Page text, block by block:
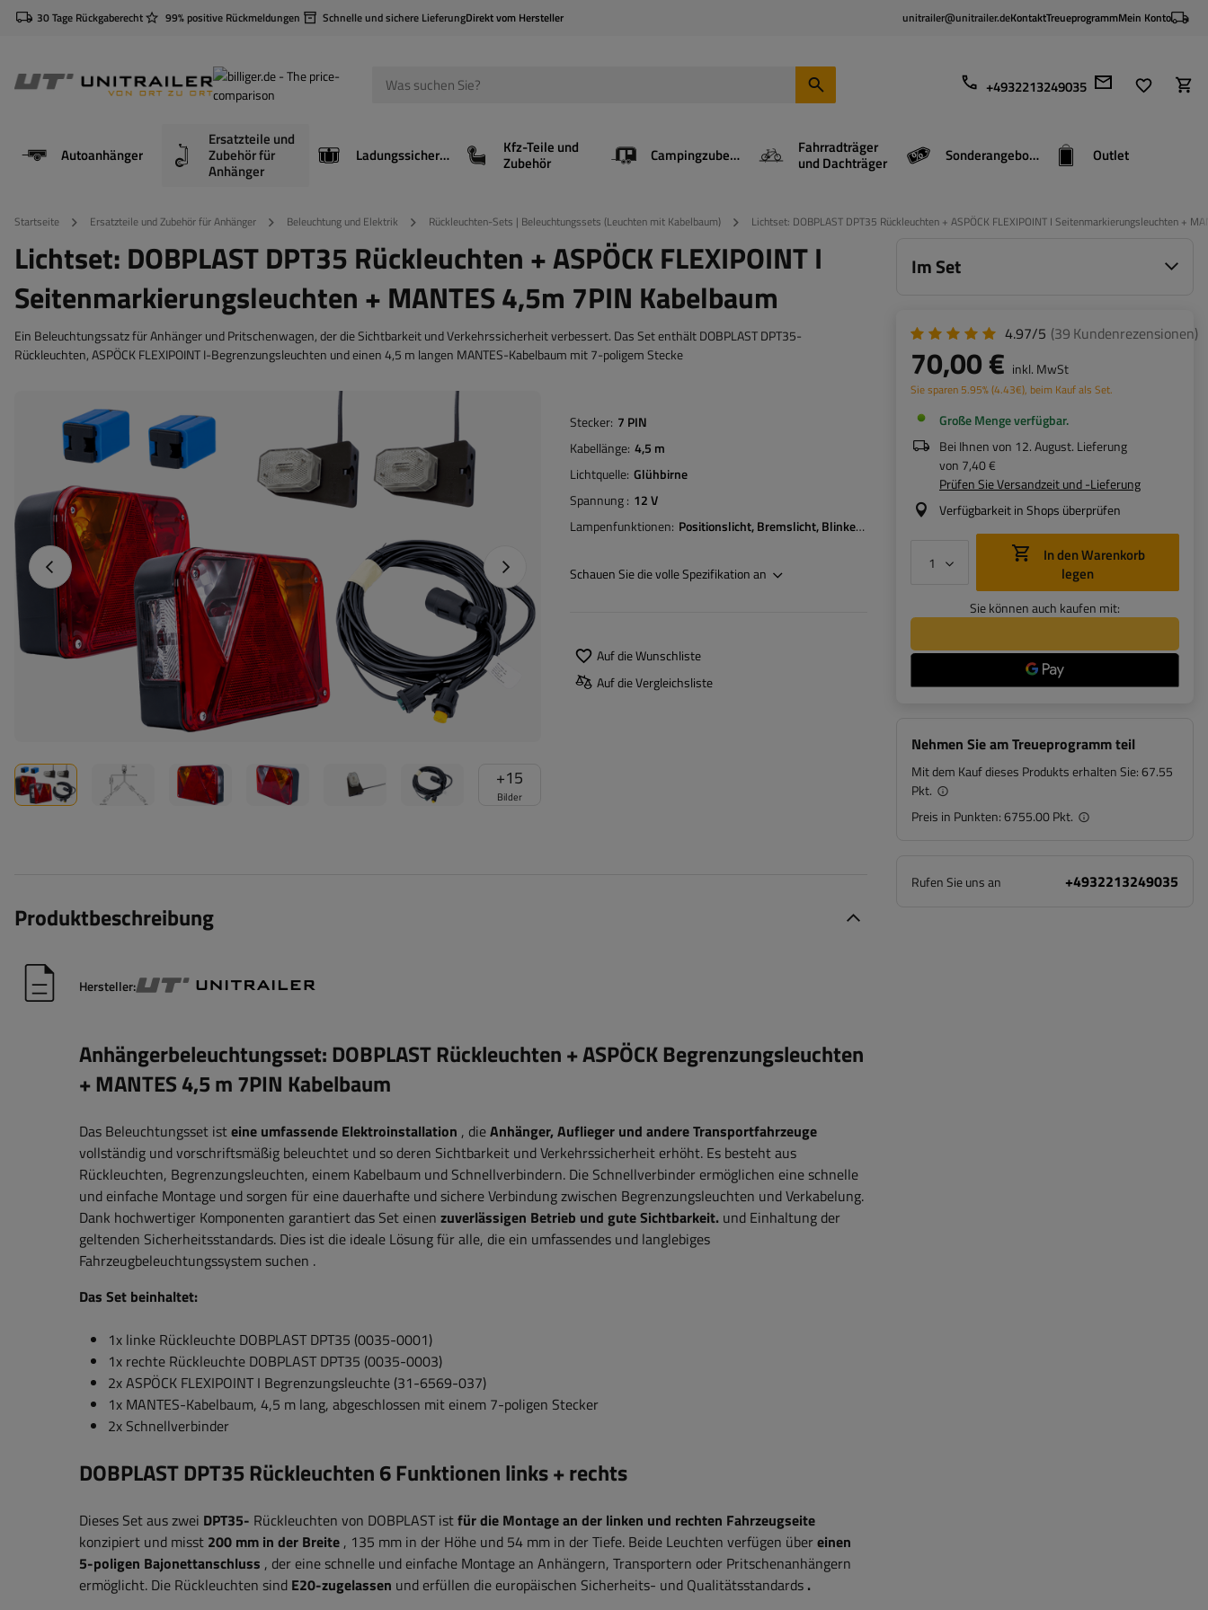
30 Tage Rückgaberecht 99% positive Rückmeldungen Schnelle und sichere LieferungDirekt vom Hersteller unitrailer@unitrailer.deKontaktTreueprogrammMein Konto
+4932213249035
Autoanhänger
Ersatzteile und
Zubehör für
Anhänger
Ladungssicherung Kfz-Teile und
Zubehör Campingzubehör Fahrradträger
und Dachträger Sonderangebote Outlet
Startseite Ersatzteile und Zubehör für Anhänger Beleuchtung und Elektrik Rückleuchten-Sets | Beleuchtungssets (Leuchten mit Kabelbaum) Lichtset: DOBPLAST DPT35 Rückleuchten + ASPÖCK FLEXIPOINT I Seitenmarkierungsleuchten +
Lichtset: DOBPLAST DPT35 Rückleuchten + ASPÖCK FLEXIPOINT I
Seitenmarkierungsleuchten + MANTES 4,5m 7PIN Kabelbaum
Ein Beleuchtungssatz für Anhänger und Pritschenwagen, der die Sichtbarkeit und Verkehrssicherheit verbessert. Das Set enthält DOBPLAST DPT35-
Rückleuchten, ASPÖCK FLEXIPOINT I-Begrenzungsleuchten und einen 4,5 m langen MANTES-Kabelbaum mit 7-poligem Stecke
+15
Bilder
Vorheriges Foto Nächstes Foto
Stecker 7 PIN
Kabellänge 4,5 m
Lichtquelle Glühbirne
Spannung 12 V
Lampenfunktionen Positionslicht Bremslicht Blinker
Schauen Sie die volle Spezifikation an
Auf die Wunschliste
Auf die Vergleichsliste
Im Set
4.97/5 (39 Kundenrezensionen)
70,00 € inkl. MwSt
Sie sparen 5.95%(4.43€), beim Kauf als Set.
Große Menge verfügbar
Bei Ihnen von 12. August. Lieferung
von 7,40 €
Prüfen Sie Versandzeit und -Lieferung
Verfügbarkeit in Shops überprüfen
legen
Sie können auch kaufen mit:
Nehmen Sie am Treueprogramm teil
Mit dem Kauf dieses Produkts erhalten Sie:67.55
Pkt.
Preis in Punkten:6755.00 Pkt.
Rufen Sie uns an +4932213249035
Produktbeschreibung
Hersteller:
Anhängerbeleuchtungsset:DOBPLASTRückleuchten +ASPÖCKBegrenzungsleuchten
+ MANTES 4,5 m 7PIN Kabelbaum
Das Beleuchtungsset isteine umfassende Elektroinstallation , dieAnhänger, Auflieger und andere Transportfahrzeuge
vollständig und vorschriftsmäßig beleuchtet und so deren Sichtbarkeit und Verkehrssicherheit erhöht. Es besteht aus
Rückleuchten, Begrenzungsleuchten, einem Kabelbaum und Schnellverbindern. Die Schnellverbinder ermöglichen eine schnelle
und einfache Montage und sorgen für eine dauerhafte und sichere Verbindung zwischen Begrenzungsleuchten und Verkabelung.
Dank hochwertiger Komponenten garantiert das Set einen zuverlässigen Betrieb und gute Sichtbarkeit. und Einhaltung der
geltenden Sicherheitsstandards. Dies ist die ideale Lösung für alle, die ein umfassendes und langlebiges
Fahrzeugbeleuchtungssystem suchen .
Das Set beinhaltet:
1x linke Rückleuchte DOBPLAST DPT35 (0035-0001)
1x rechte Rückleuchte DOBPLAST DPT35 (0035-0003)
2x ASPÖCK FLEXIPOINT I Begrenzungsleuchte (31-6569-037)
1x MANTES-Kabelbaum, 4,5 m lang, abgeschlossen mit einem 7-poligen Stecker
2x Schnellverbinder
DOBPLAST DPT35 Rückleuchten 6 Funktionen links + rechts
Dieses Set aus zwei DPT35- Rückleuchten von DOBPLASTistfür die Montage an der linken und rechten Fahrzeugseite
konzipiert und misst 200 mm in der Breite , 135 mm in der Höhe und 54 mm in der Tiefe. Beide Leuchten verfügen übereinen
5-poligen Bajonettanschluss , der eine schnelle und einfache Montage an Anhängern, Transportern oder Pritschenanhängern
ermöglicht. Die Rückleuchten sind E20-zugelassen und erfüllen die europäischen Sicherheits- und Qualitätsstandards .